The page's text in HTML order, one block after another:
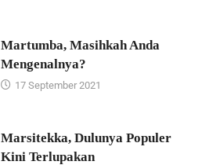
Martumba, Masihkah Anda
Mengenalnya?
17 September 2021
Marsitekka, Dulunya Populer
Kini Terlupakan